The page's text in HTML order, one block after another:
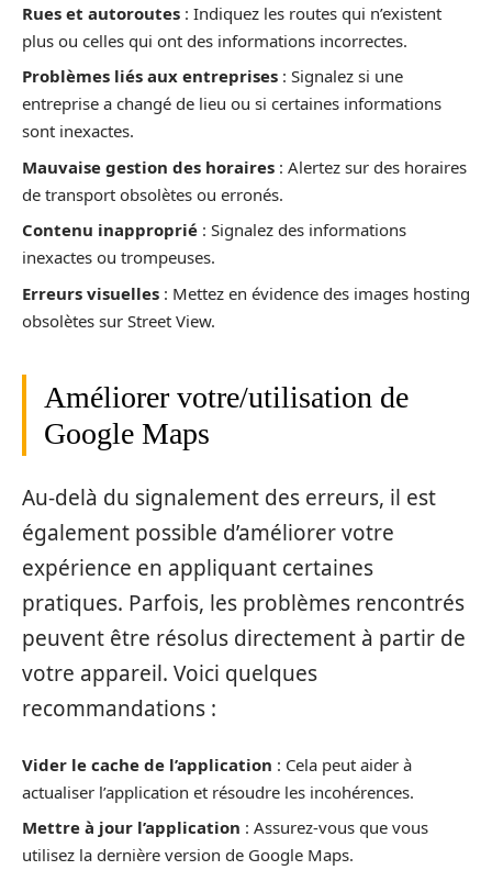
Rues et autoroutes : Indiquez les routes qui n’existent
plus ou celles qui ont des informations incorrectes.
Problèmes liés aux entreprises : Signalez si une
entreprise a changé de lieu ou si certaines informations
sont inexactes.
Mauvaise gestion des horaires : Alertez sur des horaires
de transport obsolètes ou erronés.
Contenu inapproprié : Signalez des informations
inexactes ou trompeuses.
Erreurs visuelles : Mettez en évidence des images hosting
obsolètes sur Street View.
Améliorer votre/utilisation de
Google Maps
Au-delà du signalement des erreurs, il est
également possible d’améliorer votre
expérience en appliquant certaines
pratiques. Parfois, les problèmes rencontrés
peuvent être résolus directement à partir de
votre appareil. Voici quelques
recommandations :
Vider le cache de l’application : Cela peut aider à
actualiser l’application et résoudre les incohérences.
Mettre à jour l’application : Assurez-vous que vous
utilisez la dernière version de Google Maps.